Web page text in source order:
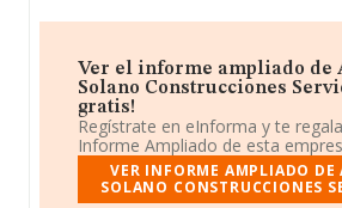
Ver el informe ampliado de
Solano Construcciones
gratis!
Regístrate en eInforma y te
Informe Ampliado de esta
VER INFORME AMPLIADO DE
SOLANO CONSTRUCCIONES